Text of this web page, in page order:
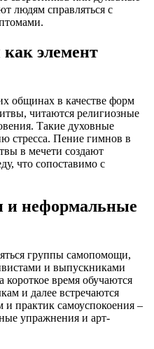
людям справляться с
элемент
общинах в качестве форм
читаются религиозные
Такие духовные
стресса. Пение гимнов в
в мечети создают
что сопоставимо с
и неформальные
группы самопомощи,
и выпускниками
время обучаются
и далее встречаются
практик самоуспокоения –
упражнения и арт-